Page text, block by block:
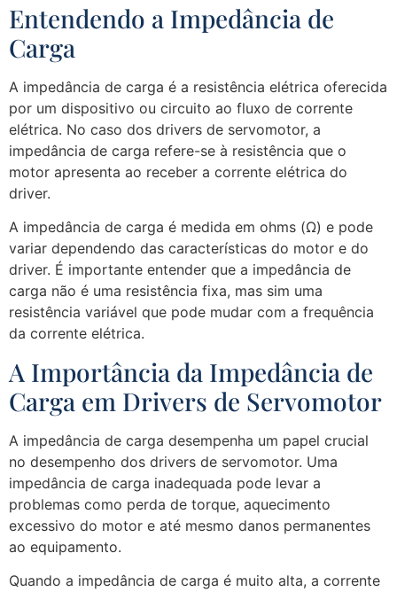
Entendendo a Impedância de
Carga
A impedância de carga é a resistência elétrica oferecida
por um dispositivo ou circuito ao fluxo de corrente
elétrica. No caso dos drivers de servomotor, a
impedância de carga refere-se à resistência que o
motor apresenta ao receber a corrente elétrica do
driver.
A impedância de carga é medida em ohms (Ω) e pode
variar dependendo das características do motor e do
driver. É importante entender que a impedância de
carga não é uma resistência fixa, mas sim uma
resistência variável que pode mudar com a frequência
da corrente elétrica.
A Importância da Impedância de
Carga em Drivers de Servomotor
A impedância de carga desempenha um papel crucial
no desempenho dos drivers de servomotor. Uma
impedância de carga inadequada pode levar a
problemas como perda de torque, aquecimento
excessivo do motor e até mesmo danos permanentes
ao equipamento.
Quando a impedância de carga é muito alta, a corrente